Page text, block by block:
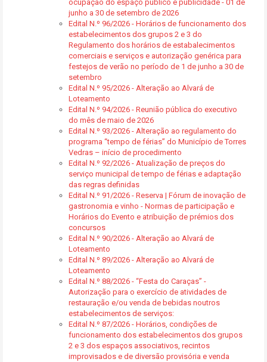
ocupação do espaço público e publicidade - 01 de
junho a 30 de setembro de 2026
Edital N.º 96/2026 - Horários de funcionamento dos
estabelecimentos dos grupos 2 e 3 do
Regulamento dos horários de estabalecimentos
comerciais e serviços e autorização genérica para
festejos de verão no período de 1 de junho a 30 de
setembro
Edital N.º 95/2026 - Alteração ao Alvará de
Loteamento
Edital N.º 94/2026 - Reunião pública do executivo
do mês de maio de 2026
Edital N.º 93/2026 - Alteração ao regulamento do
programa “tempo de férias” do Município de Torres
Vedras – início de procedimento
Edital N.º 92/2026 - Atualização de preços do
serviço municipal de tempo de férias e adaptação
das regras definidas
Edital N.º 91/2026 - Reserva | Fórum de inovação de
gastronomia e vinho - Normas de participação e
Horários do Evento e atribuição de prémios dos
concursos
Edital N.º 90/2026 - Alteração ao Alvará de
Loteamento
Edital N.º 89/2026 - Alteração ao Alvará de
Loteamento
Edital N.º 88/2026 - “Festa do Caraças” -
Autorização para o exercício de atividades de
restauração e/ou venda de bebidas noutros
estabelecimentos de serviços:
Edital N.º 87/2026 - Horários, condições de
funcionamento dos estabelecimentos dos grupos
2 e 3 dos espaços associativos, recintos
improvisados e de diversão provisória e venda